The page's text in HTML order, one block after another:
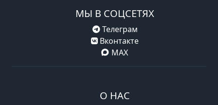
МЫ В СОЦСЕТЯХ
Телеграм
Вконтакте
MAX
О НАС